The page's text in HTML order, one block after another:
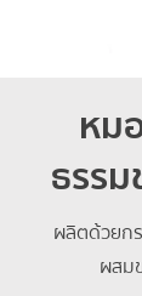
หม
ธรร
ผลิตด้วยก
ผสม